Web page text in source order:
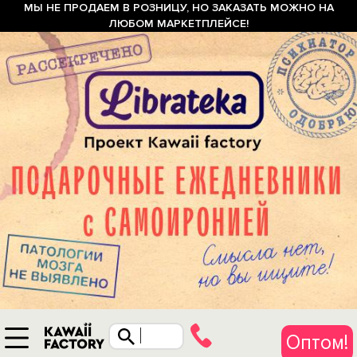
МЫ НЕ ПРОДАЕМ В РОЗНИЦУ, НО ЗАКАЗАТЬ МОЖНО НА
ЛЮБОМ МАРКЕТПЛЕЙСЕ!
Оптом!